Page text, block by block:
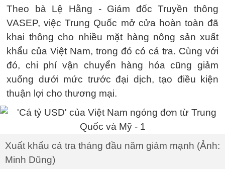
Theo bà Lệ Hằng - Giám đốc Truyền thông
VASEP, việc Trung Quốc mở cửa hoàn toàn đã
khai thông cho nhiều mặt hàng nông sản xuất
khẩu của Việt Nam, trong đó có cá tra. Cùng với
đó, chi phí vận chuyển hàng hóa cũng giảm
xuống dưới mức trước đại dịch, tạo điều kiện
thuận lợi cho thương mại.
Xuất khẩu cá tra tháng đầu năm giảm mạnh (Ảnh:
Minh Dũng)